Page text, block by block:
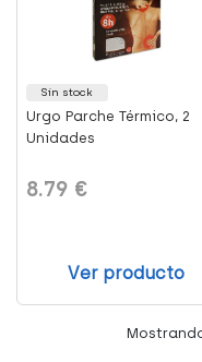
Sin stock
Urgo Parche Térmico, 2
Unidades
8.79 €
Ver producto